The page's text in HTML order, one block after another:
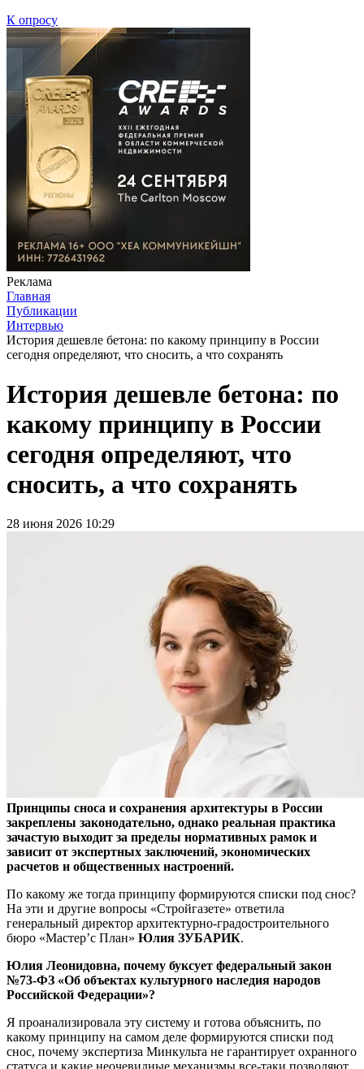
К опросу
Реклама
Главная
Публикации
Интервью
История дешевле бетона: по какому принципу в России
сегодня определяют, что сносить, а что сохранять
История дешевле бетона: по
какому принципу в России
сегодня определяют, что
сносить, а что сохранять
28 июня 2026 10:29
Принципы сноса и сохранения архитектуры в России
закреплены законодательно, однако реальная практика
зачастую выходит за пределы нормативных рамок и
зависит от экспертных заключений, экономических
расчетов и общественных настроений.
По какому же тогда принципу формируются списки под снос?
На эти и другие вопросы «Стройгазете» ответила
генеральный директор архитектурно-градостроительного
бюро «Мастер’c План» Юлия ЗУБАРИК.
Юлия Леонидовна, почему буксует федеральный закон
№73-ФЗ «Об объектах культурного наследия народов
Российской Федерации»?
Я проанализировала эту систему и готова объяснить, по
какому принципу на самом деле формируются списки под
снос, почему экспертиза Минкульта не гарантирует охранного